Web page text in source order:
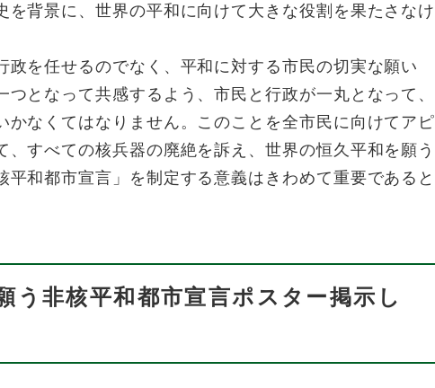
を背景に、世界の平和に向けて大きな役割を果たさなけ
を任せるのでなく、平和に対する市民の切実な願い
となって共感するよう、市民と行政が一丸となって、
かなくてはなりません。このことを全市民に向けてアピ
、すべての核兵器の廃絶を訴え、世界の恒久平和を願う
和都市宣言」を制定する意義はきわめて重要であると
う非核平和都市宣言ポスター掲示し